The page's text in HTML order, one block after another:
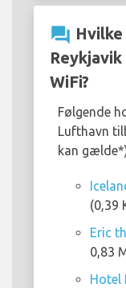
question_answer
WiFi?
Følgende
Lufthavn
kan
(0,39
Eric
0,83
Hotel